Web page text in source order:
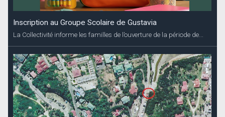
Inscription au Groupe Scolaire de Gustavia
La Collectivité informe les familles de l’ouverture de la période de...